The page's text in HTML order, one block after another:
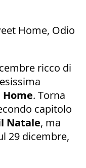
Home, Odio
ricco di
Home. Torna
capitolo
Natale, ma
29 dicembre,